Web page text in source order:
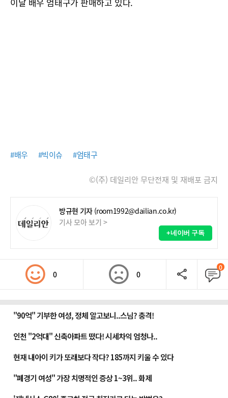
#배우 #빅이슈 #엄태구
©(주) 데일리안 무단전재 및 재배포 금지
방규현 기자 (room1992@dailian.co.kr)
기사 모아 보기 >
+네이버 구독
0 0
0